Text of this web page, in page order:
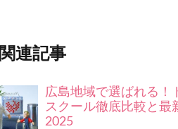
関連記事
広島地域で選ばれる！
スクール徹底比較と最
2025